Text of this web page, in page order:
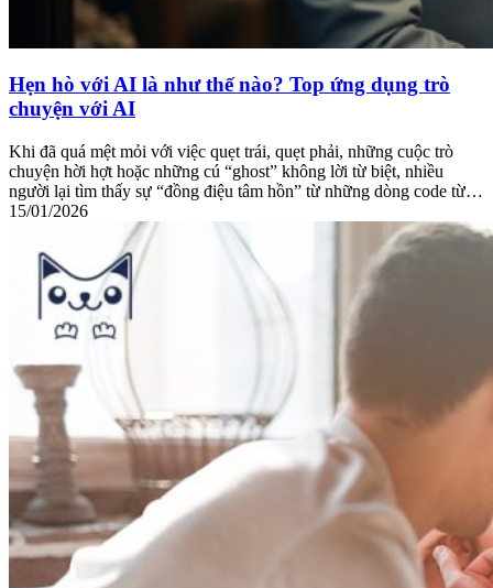
Hẹn hò với AI là như thế nào? Top ứng dụng trò
chuyện với AI
Khi đã quá mệt mỏi với việc quẹt trái, quẹt phải, những cuộc trò
chuyện hời hợt hoặc những cú “ghost” không lời từ biệt, nhiều
người lại tìm thấy sự “đồng điệu tâm hồn” từ những dòng code từ…
15/01/2026